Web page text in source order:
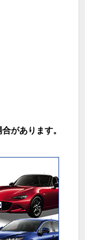
があります。